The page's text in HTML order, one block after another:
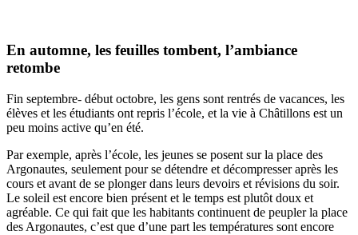
En automne, les feuilles tombent, l’ambiance
retombe
Fin septembre- début octobre, les gens sont rentrés de vacances, les
élèves et les étudiants ont repris l’école, et la vie à Châtillons est un
peu moins active qu’en été.
Par exemple, après l’école, les jeunes se posent sur la place des
Argonautes, seulement pour se détendre et décompresser après les
cours et avant de se plonger dans leurs devoirs et révisions du soir.
Le soleil est encore bien présent et le temps est plutôt doux et
agréable. Ce qui fait que les habitants continuent de peupler la place
des Argonautes, c’est que d’une part les températures sont encore